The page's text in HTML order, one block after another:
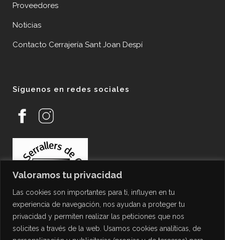
Valoramos tu privacidad
Las cookies son importantes para ti, influyen en tu
experiencia de navegación, nos ayudan a proteger tu
privacidad y permiten realizar las peticiones que nos
solicites a través de la web. Usamos cookies analíticas, de
Proveedores
Noticias
Contacto Cerrajería Sant Joan Despí
Síguenos en redes sociales